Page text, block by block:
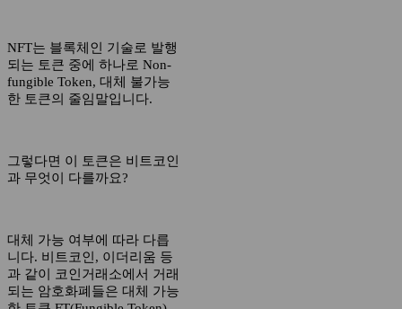
NFT는 블록체인 기술로 발행
되는 토큰 중에 하나로 Non-
fungible Token, 대체 불가능
한 토큰의 줄임말입니다.
그렇다면 이 토큰은 비트코인
과 무엇이 다를까요?
대체 가능 여부에 따라 다릅
니다. 비트코인, 이더리움 등
과 같이 코인거래소에서 거래
되는 암호화폐들은 대체 가능